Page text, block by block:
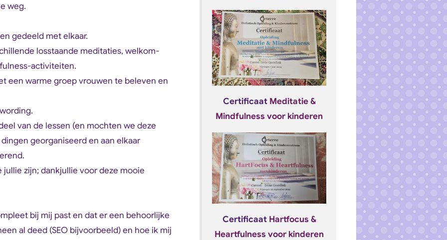
weg.
gedeeld met elkaar.
losstaande meditaties, welkom-
activiteiten.
een warme groep vrouwen te beleven en
van de lessen (en mochten we deze
georganiseerd en aan elkaar
zijn; dankjullie voor deze mooie
bij mij past en dat er een behoorlijke
al deed (SEO bijvoorbeeld) en hoe ik mij
Certificaat Meditatie &
Mindfulness voor kinderen
Certificaat Hartfocus &
Heartfulness voor kinderen